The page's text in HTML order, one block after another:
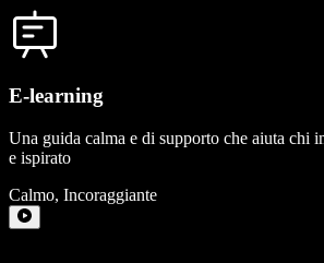
E-learning
Una guida calma e di supporto che aiuta chi
e ispirato
Calmo, Incoraggiante